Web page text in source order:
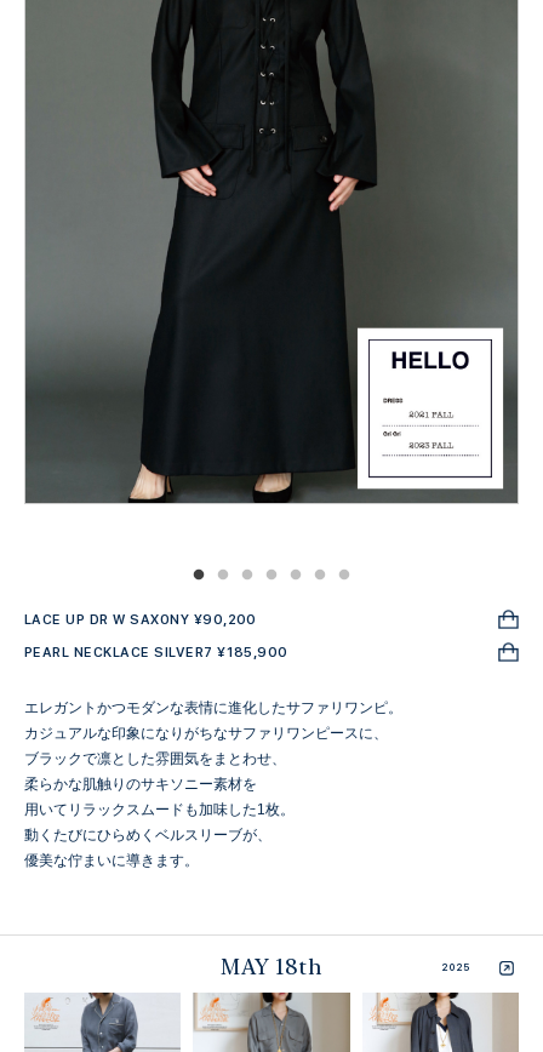
LACE UP DR W SAXONY ¥90,200
PEARL NECKLACE SILVER7 ¥185,900
エレガントかつモダンな表情に進化したサファリワンピ。
カジュアルな印象になりがちなサファリワンピースに、
ブラックで凛とした雰囲気をまとわせ、
柔らかな肌触りのサキソニー素材を
用いてリラックスムードも加味した1枚。
動くたびにひらめくベルスリーブが、
優美な佇まいに導きます。
MAY 18th 2025